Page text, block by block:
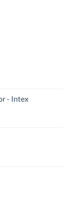
- Intex